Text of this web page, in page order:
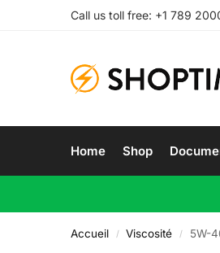
Call us toll free: +1 789
Home Shop
Accueil / Viscosité / 5W-